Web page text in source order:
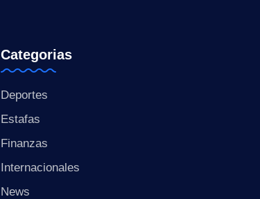
Categorias
Deportes
Estafas
Finanzas
Internacionales
News